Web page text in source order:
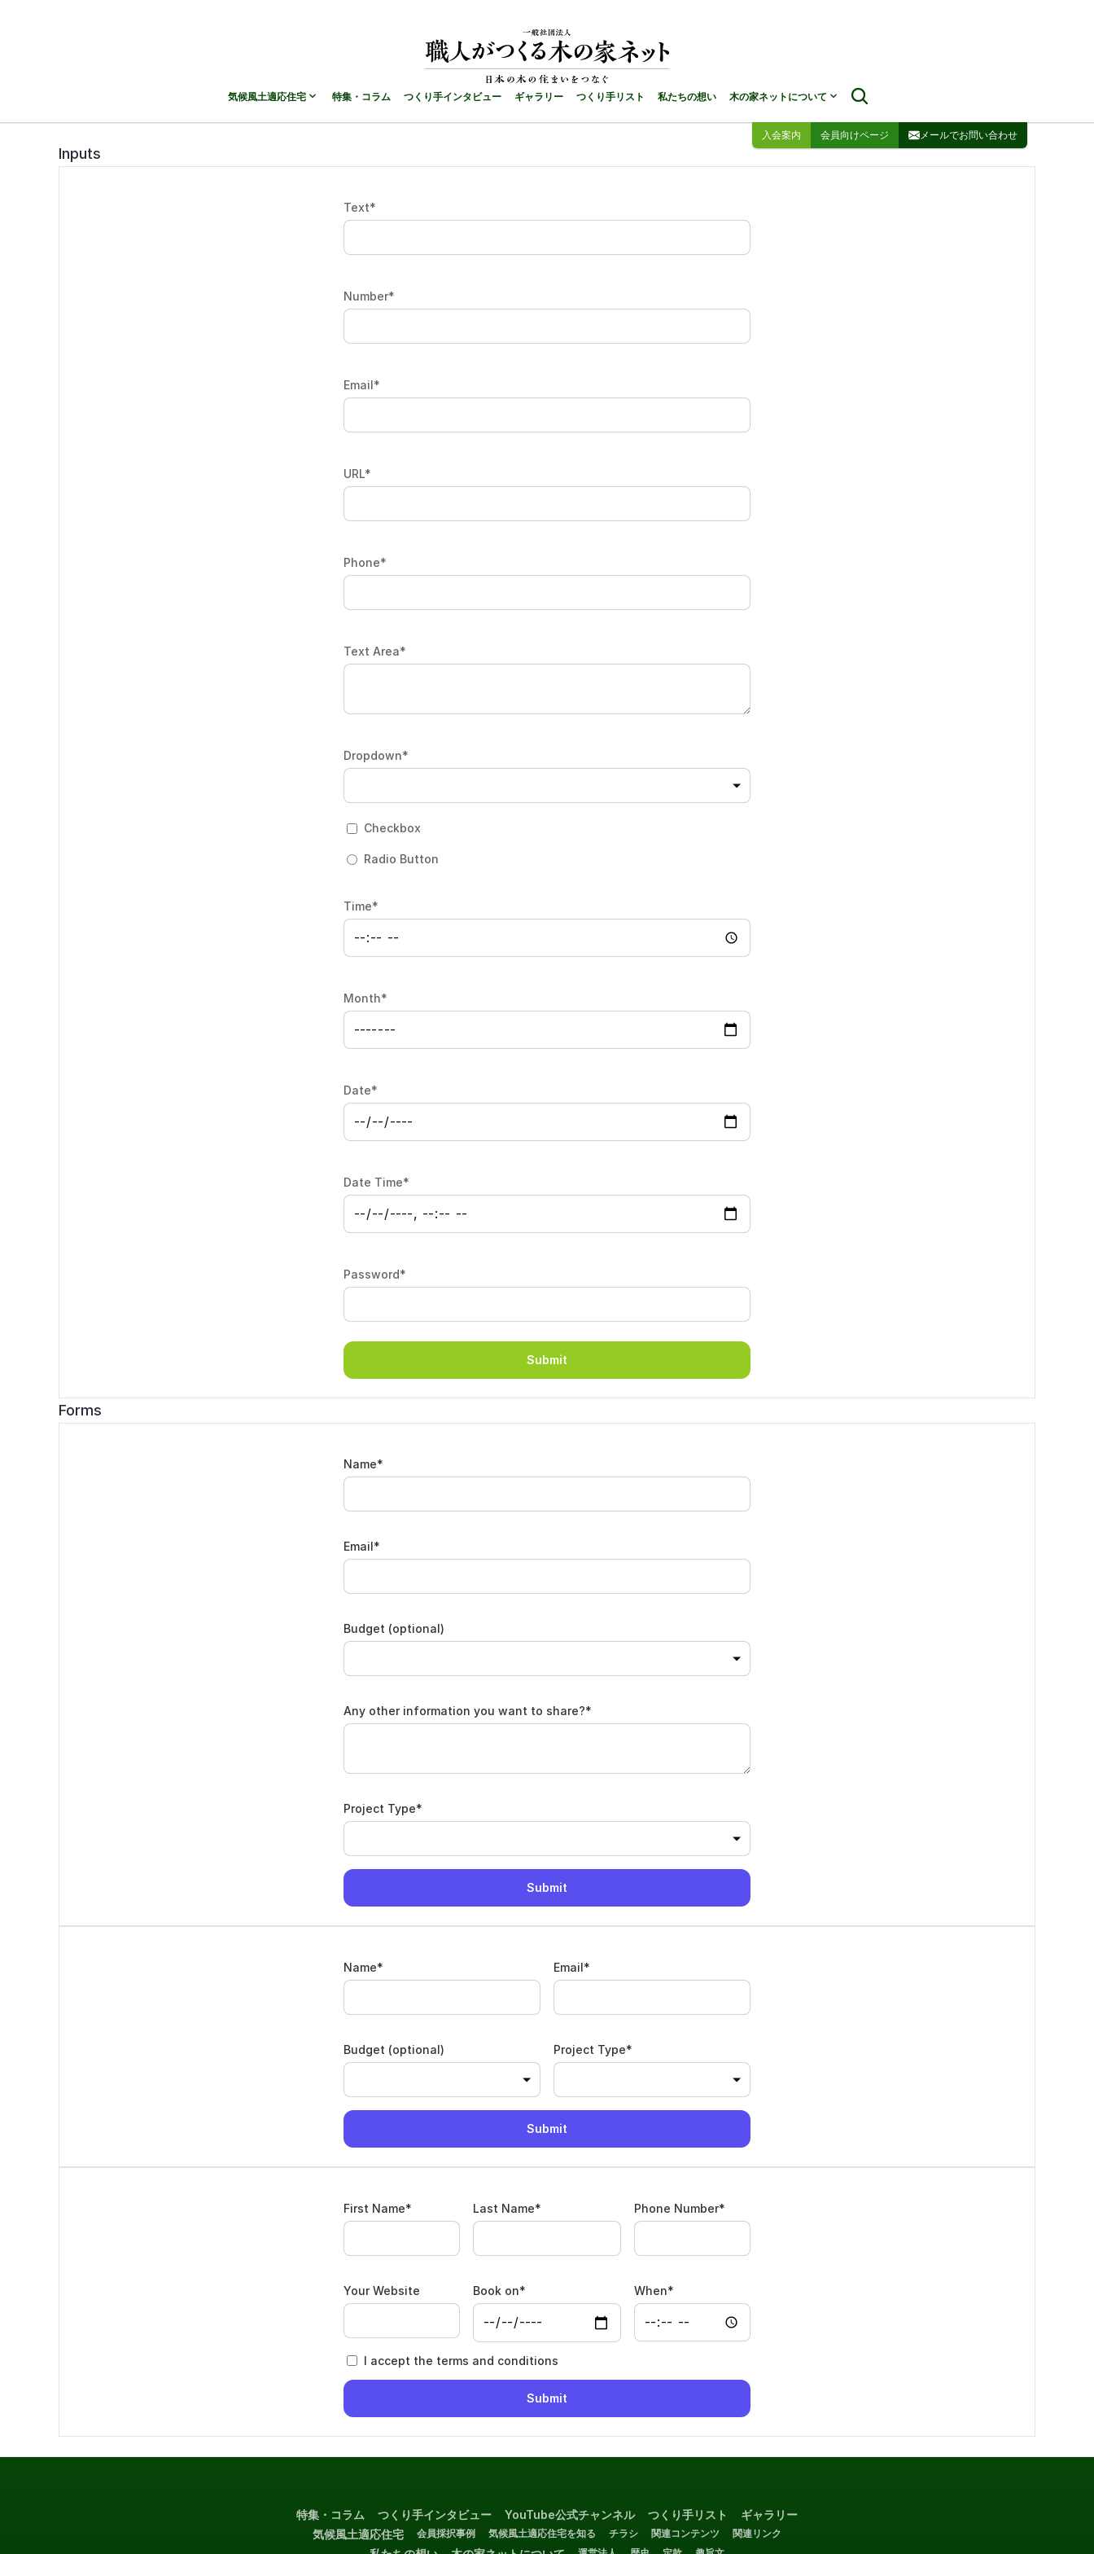
気候風土適応住宅 特集・コラム つくり手インタビュー ギャラリー つくり手リスト 私たちの想い 木の家ネットについて
入会案内 会員向けページ メールでお問い合わせ
Inputs
Text*
Number*
Email*
URL*
Phone*
Text Area*
Dropdown*
Checkbox
Radio Button
Time*
Month*
Date*
Date Time*
Password*
Forms
Name*
Email*
Budget (optional)
Any other information you want to share?*
Project Type*
Name* Email*
Budget (optional) Project Type*
First Name* Last Name* Phone Number*
Your Website Book on* When*
I accept the terms and conditions
特集・コラム つくり手インタビュー YouTube公式チャンネル つくり手リスト
ギャラリー
気候風土適応住宅
会員採択事例 気候風土適応住宅を知る チラシ 関連コンテンツ 関連リンク